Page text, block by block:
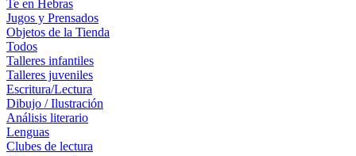
Te en Hebras
Jugos y Prensados
Objetos de la Tienda
Todos
Talleres infantiles
Talleres juveniles
Escritura/Lectura
Dibujo / Ilustración
Análisis literario
Lenguas
Clubes de lectura